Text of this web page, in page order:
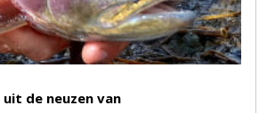
de neuzen van